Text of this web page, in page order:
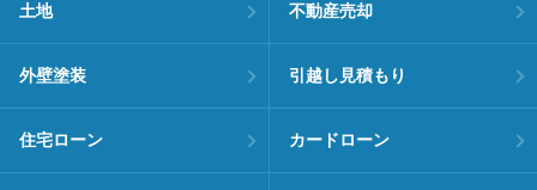
土地 不動産売却
外壁塗装 引越し見積もり
住宅ローン カードローン